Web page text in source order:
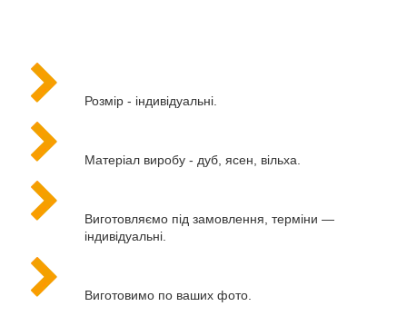
Розмір - індивідуальні.
Матеріал виробу - дуб, ясен, вільха.
Виготовляємо під замовлення, терміни —
індивідуальні.
Виготовимо по ваших фото.